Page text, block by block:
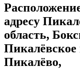
адресу
область,
Пикалёвское
Пикалёво,